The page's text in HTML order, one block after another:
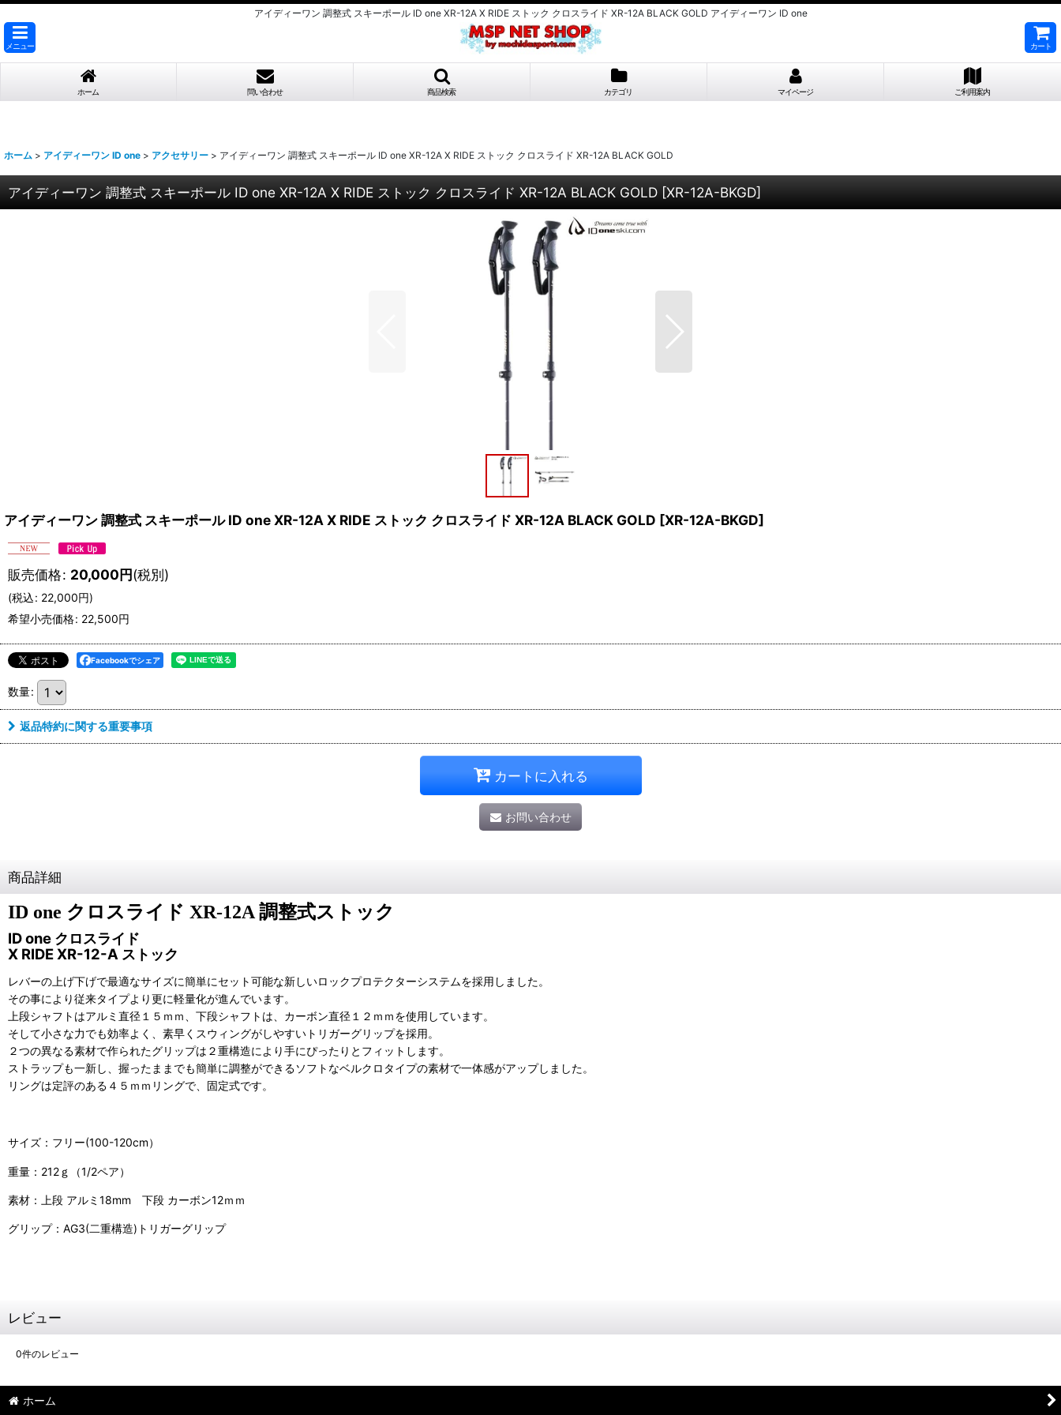
アイディーワン 調整式 スキーポール ID one XR-12A X RIDE ストック クロスライド XR-12A BLACK GOLD アイディーワン ID one
メニュー カート
ホーム 問い合わせ 商品検索 カテゴリ マイページ ご利用案内
ホーム > アイディーワン ID one > アクセサリー > アイディーワン 調整式 スキーポール ID one XR-12A X RIDE ストック クロスライド XR-12A BLACK GOLD
アイディーワン 調整式 スキーポール ID one XR-12A X RIDE ストック クロスライド XR-12A BLACK GOLD [XR-12A-BKGD]
アイディーワン 調整式 スキーポール ID one XR-12A X RIDE ストック クロスライド XR-12A BLACK GOLD [XR-12A-BKGD]
販売価格: 20,000円(税別)
(税込: 22,000円)
希望小売価格: 22,500円
Facebookでシェア
数量:
返品特約に関する重要事項
カートに入れる
お問い合わせ
商品詳細
ID one クロスライド XR-12A 調整式ストック
ID one クロスライド
X RIDE XR-12-A ストック
レバーの上げ下げで最適なサイズに簡単にセット可能な新しいロックプロテクターシステムを採用しました。
その事により従来タイプより更に軽量化が進んでいます。
上段シャフトはアルミ直径１５ｍｍ、下段シャフトは、 カーボン直径１２ｍｍを使用しています。
そして小さな力でも効率よく、素早くスウィングがしやすいトリガーグリップを採用。
２つの異なる素材で作られたグリップは２重構造により手にぴったりとフィットします。
ストラップも一新し、握ったままでも簡単に調整ができるソフトなベルクロタイプの素材で一体感がアップしました。
リングは定評のある４５ｍｍリングで、固定式です。
サイズ：フリー(100-120cm）
重量：212ｇ（1/2ペア）
素材：上段 アルミ18mm 下段 カーボン12ｍｍ
グリップ：AG3(二重構造)トリガーグリップ
レビュー
0件のレビュー
ホーム